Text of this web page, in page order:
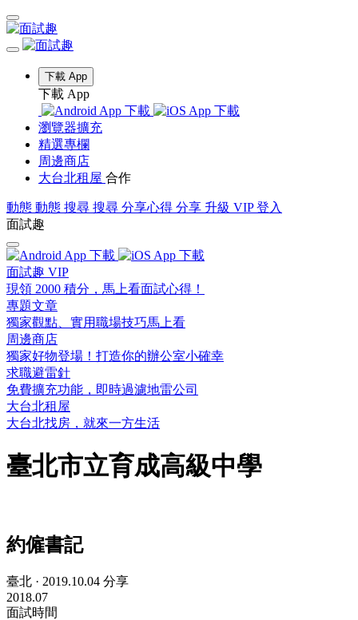
下載 App
下載 App
瀏覽器擴充
精選專欄
周邊商店
大台北租屋 合作
動態 動態 搜尋 搜尋 分享心得 分享 升級 VIP 登入
面試趣
面試趣 VIP
現領 2000 積分，馬上看面試心得！
專題文章
獨家觀點、實用職場技巧馬上看
周邊商店
獨家好物登場！打造你的辦公室小確幸
求職避雷針
免費擴充功能，即時過濾地雷公司
大台北租屋
大台北找房，就來一方生活
臺北市立育成高級中學
約僱書記
臺北 · 2019.10.04 分享
2018.07
面試時間